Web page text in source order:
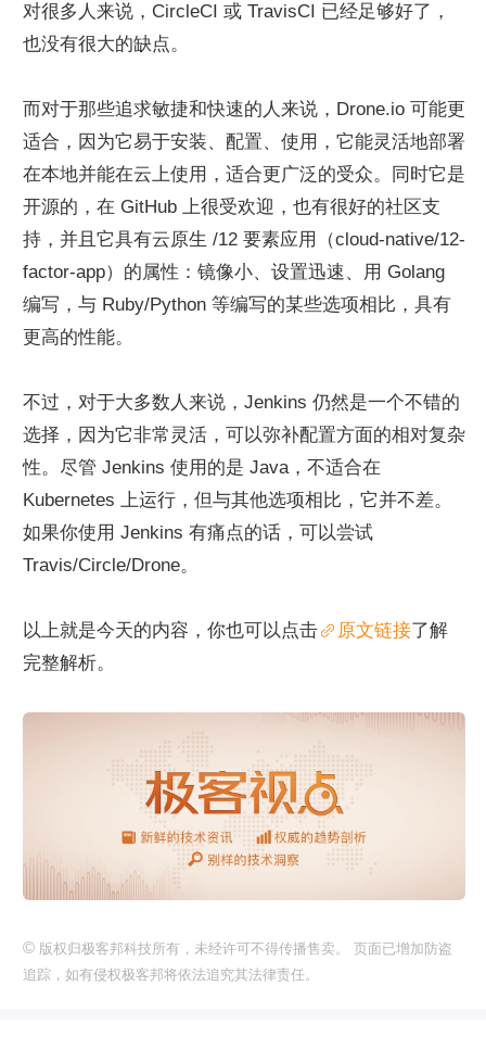
对很多人来说，CircleCI 或 TravisCI 已经足够好了，
也没有很大的缺点。
而对于那些追求敏捷和快速的人来说，Drone.io 可能更
适合，因为它易于安装、配置、使用，它能灵活地部署
在本地并能在云上使用，适合更广泛的受众。同时它是
开源的，在 GitHub 上很受欢迎，也有很好的社区支
持，并且它具有云原生 /12 要素应用（cloud-native/12-
factor-app）的属性：镜像小、设置迅速、用 Golang
编写，与 Ruby/Python 等编写的某些选项相比，具有
更高的性能。
不过，对于大多数人来说，Jenkins 仍然是一个不错的
选择，因为它非常灵活，可以弥补配置方面的相对复杂
性。尽管 Jenkins 使用的是 Java，不适合在
Kubernetes 上运行，但与其他选项相比，它并不差。
如果你使用 Jenkins 有痛点的话，可以尝试
Travis/Circle/Drone。
以上就是今天的内容，你也可以点击 原文链接了解
完整解析。
© 版权归极客邦科技所有，未经许可不得传播售卖。 页面已增加防盗
追踪，如有侵权极客邦将依法追究其法律责任。